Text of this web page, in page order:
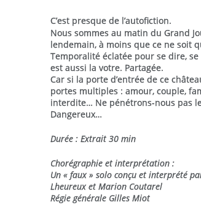
C’est presque de l’autofiction.
Nous sommes au matin du Grand
lendemain, à moins que ce ne soit
Temporalité éclatée pour se dire,
est aussi la votre. Partagée.
Car si la porte d’entrée de ce
portes multiples : amour, couple,
interdite… Ne pénétrons-nous pas
Dangereux…
Durée : Extrait 30 min
Chorégraphie et interprétation :
Un « faux » solo conçu et interprété
Lheureux et Marion Coutarel
Régie générale Gilles Miot